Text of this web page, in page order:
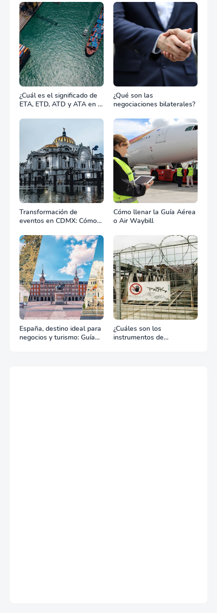
combate?
¿Cuál es el significado de
ETA, ETD, ATD y ATA en el
¿Qué son las
negociaciones bilaterales?
Transformación de
eventos en CDMX: Cómo
equipos define el éxito de
tu celebración
Cómo llenar la Guía Aérea
o Air Waybill
España, destino ideal para
negocios y turismo: Guía
¿Cuáles son los
instrumentos de